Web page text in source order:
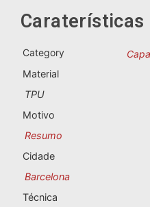
A Corunha
Caraterísticas
Category
Material
TPU
Motivo
Resumo
Cidade
Barcelona
Técnica